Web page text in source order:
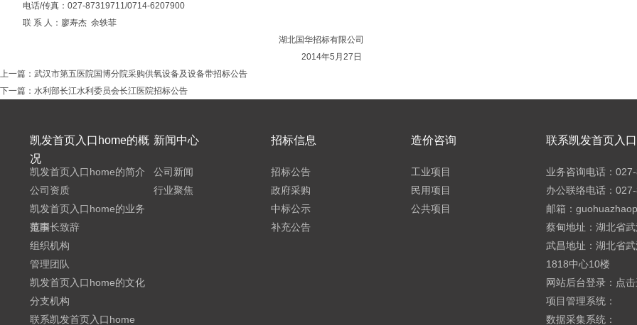
电话/传真： 027-87319711/0714-6207900
联 系 人：廖寿杰 余轶菲
湖北国华招标有限公司
2014年5 月 27 日
上一篇： 武汉市第五医院国博分院采购供氧设备及设备带招标公告
下一篇： 水利部长江水利委员会长江医院招标公告
凯发首页入口home的概
况
凯发首页入口home的简介
公司资质
凯发首页入口home的业务
范围
董事长致辞
组织机构
管理团队
凯发首页入口home的文化
分支机构
联系凯发首页入口home
新闻中心
公司新闻
行业聚焦
招标信息
招标公告
政府采购
中标公示
补充公告
造价咨询
工业项目
民用项目
公共项目
联系凯发首页入
业务咨询电话：
办公联络电话：
邮箱：
蔡甸地址：湖北省
武昌地址：湖北省
1818中心10楼
网站后台登录： 点
项目管理系统：
数据采集系统：